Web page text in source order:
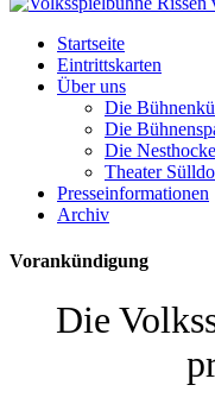
Startseite
Eintrittskarten
Über uns
Die
Die
Die
Theater
Presseinformationen
Archiv
Vorankündigung
Die